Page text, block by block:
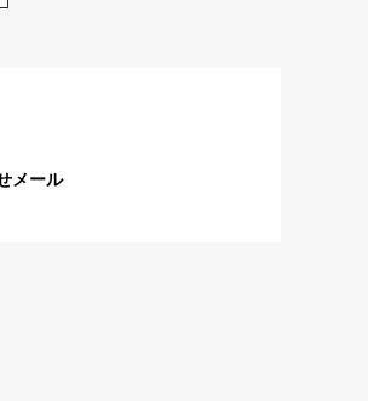
メール